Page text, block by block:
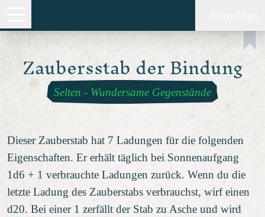
Zaubersstab der Bindung
Selten - Wundersame Gegenstände
Dieser Zauberstab hat 7 Ladungen für die folgenden
Eigenschaften. Er erhält täglich bei Sonnenaufgang
1d6 + 1 verbrauchte Ladungen zurück. Wenn du die
letzte Ladung des Zauberstabs verbrauchst, wirf einen
d20. Bei einer 1 zerfällt der Stab zu Asche und wird